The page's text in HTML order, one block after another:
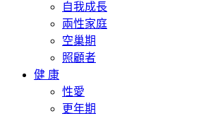
自我成長
兩性家庭
空巢期
照顧者
健 康
性愛
更年期